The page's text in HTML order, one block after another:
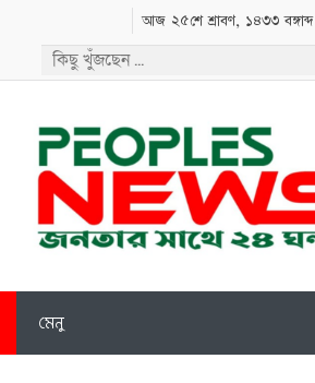
আজ ২৫শে শ্রাবণ, ১৪৩৩ বঙ্গাব্দ
মেনু